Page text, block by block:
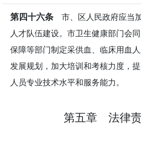
第四十六条 市、区人民政府应当
人才队伍建设。市卫生健康部门会
保障等部门制定采供血、临床用血
发展规划，加大培训和考核力度，
人员专业技术水平和服务能力。
第五章 法律